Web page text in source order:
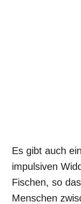
Es gibt auch
impulsiven
Fischen, so
Menschen